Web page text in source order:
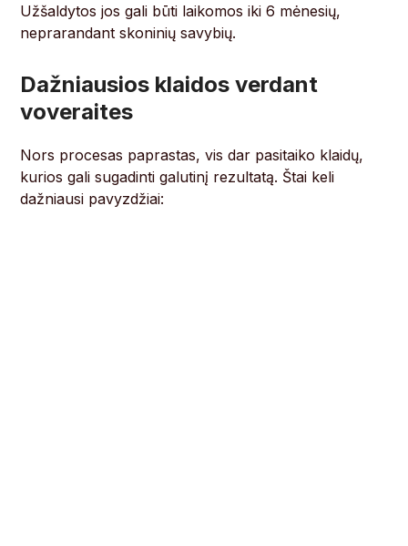
Užšaldytos jos gali būti laikomos iki 6 mėnesių,
neprarandant skoninių savybių.
Dažniausios klaidos verdant
voveraites
Nors procesas paprastas, vis dar pasitaiko klaidų,
kurios gali sugadinti galutinį rezultatą. Štai keli
dažniausi pavyzdžiai: